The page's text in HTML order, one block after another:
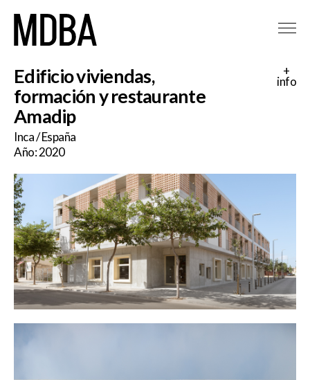
Edificio viviendas,
formación y restaurante
Amadip
Inca / España
Año: 2020
+
info